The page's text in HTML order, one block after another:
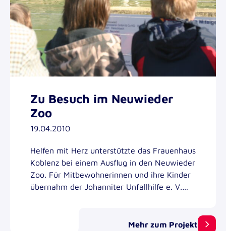
Zu Besuch im Neuwieder
Zoo
19.04.2010
Helfen mit Herz unterstützte das Frauenhaus
Koblenz bei einem Ausflug in den Neuwieder
Zoo. Für Mitbewohnerinnen und ihre Kinder
übernahm der Johanniter Unfallhilfe e. V.
Mehr zum Projekt